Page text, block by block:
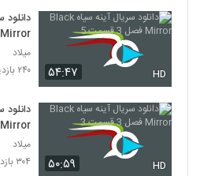
۵۴:۴۷ HD
Mirror فصل 3 قسمت 5
میلاد
۲۴۰ بازدید
۵۰:۵۹ HD
Mirror فصل 3 قسمت 3
میلاد
۳۰۴ بازدید